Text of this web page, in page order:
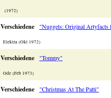
(1972)
Verschiedene "Nuggets: Original Artyfacts
Elektra (Okt 1972)
Verschiedene "Tommy"
Ode (Feb 1973)
Verschiedene "Christmas At The Patti"